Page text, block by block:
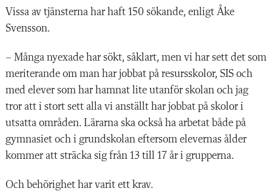
Vissa av tjänsterna har haft 150 sökande, enligt Åke
Svensson.
– Många nyexade har sökt, såklart, men vi har sett det som
meriterande om man har jobbat på resursskolor, SIS och
med elever som har hamnat lite utanför skolan och jag
tror att i stort sett alla vi anställt har jobbat på skolor i
utsatta områden. Lärarna ska också ha arbetat både på
gymnasiet och i grundskolan eftersom elevernas ålder
kommer att sträcka sig från 13 till 17 år i grupperna.
Och behörighet har varit ett krav.